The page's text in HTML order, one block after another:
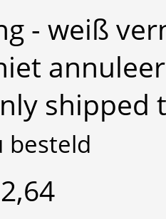
- weiß
shipped
besteld